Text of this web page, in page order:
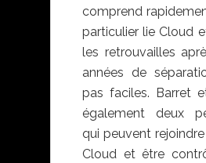
comprend
particulier lie Cloud
les retrouvailles
années de
pas faciles. Barret
également deux
qui peuvent rejoindre
Cloud et être